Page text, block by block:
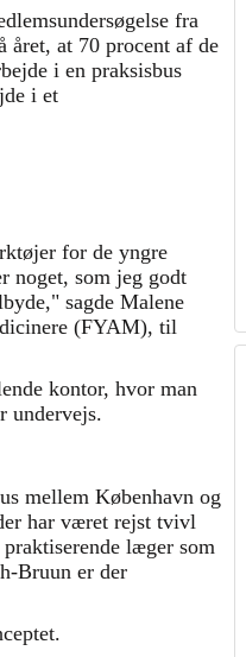
fra
at 70 procent af de
i en praksisbus
i et
for de yngre
noget, som jeg godt
sagde Malene
(FYAM), til
kontor, hvor man
undervejs.
mellem København og
har været rejst tvivl
læger som
Bruun er der